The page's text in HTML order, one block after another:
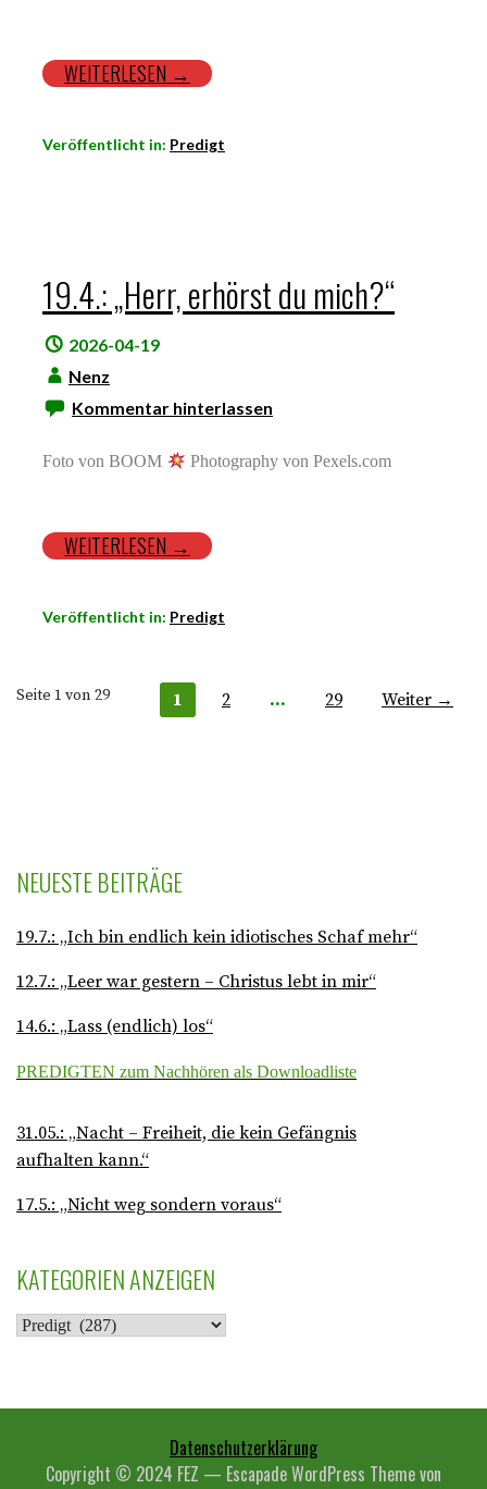
WEITERLESEN →
Veröffentlicht in: Predigt
19.4.: „Herr, erhörst du mich?“
2026-04-19
Nenz
Kommentar hinterlassen
Foto von BOOM Photography von Pexels.com
WEITERLESEN →
Veröffentlicht in: Predigt
t
r
a
g
N
a
v
i
a
t
i
Seite 1 von 29 1 2 … 29 Weiter →
NEUESTE BEITRÄGE
19.7.: „Ich bin endlich kein idiotisches Schaf mehr“
12.7.: „Leer war gestern – Christus lebt in mir“
14.6.: „Lass (endlich) los“
PREDIGTEN zum Nachhören als Downloadliste
31.05.: „Nacht – Freiheit, die kein Gefängnis
aufhalten kann.“
17.5.: „Nicht weg sondern voraus“
KATEGORIEN ANZEIGEN
K
E
Datenschutzerklärung
Copyright © 2024 FEZ — Escapade WordPress Theme von